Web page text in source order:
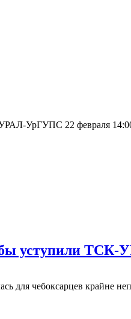
УРАЛ-УрГУПС 22 февраля
уступили
для чебоксарцев крайне